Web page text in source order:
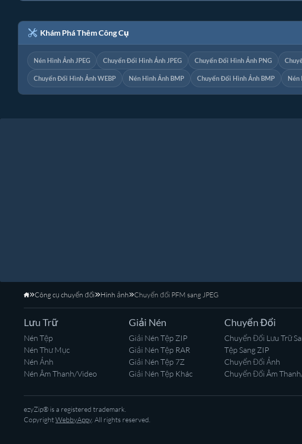
Khám Phá Thêm Công Cụ
Nén Hình Ảnh JPEG Chuyển Đổi Hình Ảnh JPEG Chuyển Đổi Hình Ảnh PNG
Chuyển Đổi Hình Ảnh WEBP Nén Hình Ảnh BMP Chuyển Đổi Hình Ảnh BMP Nén
Trang Chủ
Công cụ chuyển đổi Hình ảnh Chuyển đổi PFM sang JPEG
Lưu Trữ
Nén Tệp
Nén Thư Mục
Nén Ảnh
Nén Âm Thanh/Video
Giải Nén
Giải Nén Tệp ZIP
Giải Nén Tệp RAR
Giải Nén Tệp 7Z
Giải Nén Tệp Khác
Chuyển Đổi
Chuyển Đổi Lưu Trữ
Tệp Sang ZIP
Chuyển Đổi Ảnh
Chuyển Đổi Âm
ezyZip® is a registered trademark.
CopyrightWebbyAppy. All rights reserved.